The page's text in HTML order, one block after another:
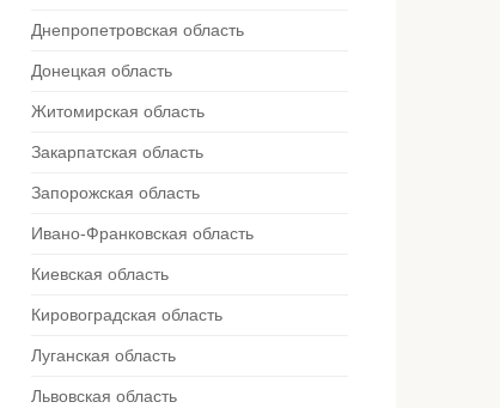
Днепропетровская область
Донецкая область
Житомирская область
Закарпатская область
Запорожская область
Ивано-Франковская область
Киевская область
Кировоградская область
Луганская область
Львовская область